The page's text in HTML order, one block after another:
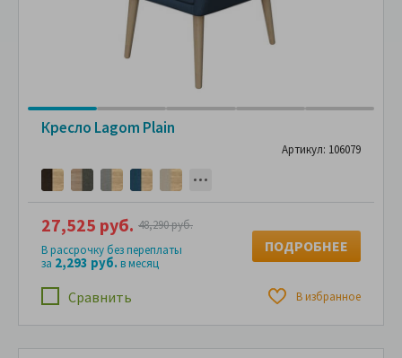
Кресло Lagom Plain
Артикул: 106079
Сравнить В избранное
27,525 руб. 48,290 руб.
В рассрочку без переплаты
за 2,293 руб.в месяц
ПОДРОБНЕЕ